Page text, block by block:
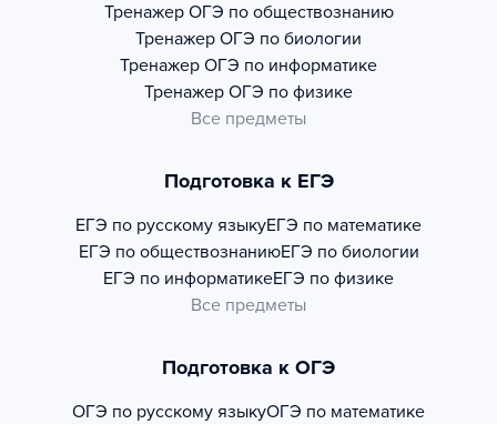
Тренажер ОГЭ по обществознанию
Тренажер ОГЭ по биологии
Тренажер ОГЭ по информатике
Тренажер ОГЭ по физике
Все предметы
Подготовка к ЕГЭ
ЕГЭ по русскому языкуЕГЭ по математике
ЕГЭ по обществознаниюЕГЭ по биологии
ЕГЭ по информатикеЕГЭ по физике
Все предметы
Подготовка к ОГЭ
ОГЭ по русскому языкуОГЭ по математике